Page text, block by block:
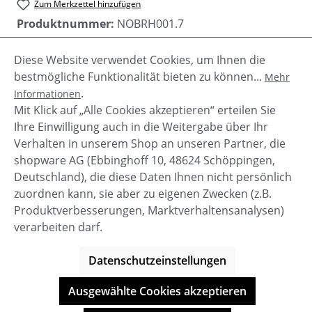
Zum Merkzettel hinzufügen
Produktnummer: NOBRH001.7
Beschreibung
Hochwertiger Leder Herren Halbschuh "Carl 3" von
Nobrand mit Lochmuster Prägung.
Service-Hotline
Informationen
© BOOTBAY-n-others
Diese Website verwendet Cookies, um Ihnen die
bestmögliche Funktionalität bieten zu können... Mehr
Informationen.
Mit Klick auf „Alle Cookies akzeptieren“ erteilen Sie
Ihre Einwilligung auch in die Weitergabe über Ihr
Verhalten in unserem Shop an unseren Partner, die
shopware AG (Ebbinghoff 10, 48624 Schöppingen,
Deutschland), die diese Daten Ihnen nicht persönlich
zuordnen kann, sie aber zu eigenen Zwecken (z.B.
Produktverbesserungen, Marktverhaltensanalysen)
verarbeiten darf.
Datenschutzeinstellungen
Ausgewählte Cookies akzeptieren